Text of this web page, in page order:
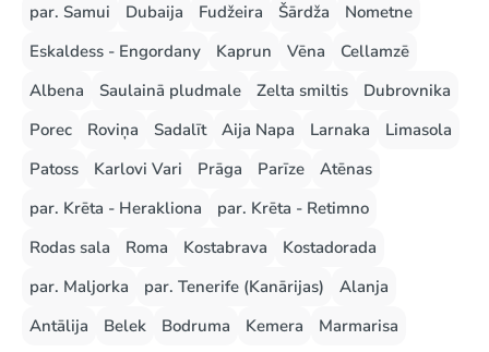
par. Samui
Dubaija Fudžeira Šārdža
Nometne
Eskaldess - Engordany
Kaprun Vēna
Cellamzē
Albena
Saulainā pludmale Zelta smiltis
Dubrovnika
Porec
Roviņa Sadalīt Aija Napa Larnaka
Limasola
Patoss
Karlovi Vari Prāga Parīze
Atēnas
par. Krēta - Herakliona
par. Krēta - Retimno
Rodas sala
Roma Kostabrava
Kostadorada
par. Maljorka
par. Tenerife (Kanārijas)
Alanja
Antālija
Belek Bodruma Kemera Marmarisa